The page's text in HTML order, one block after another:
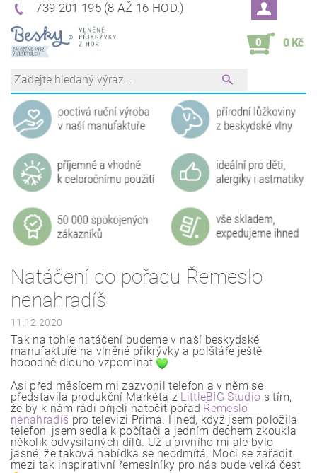
739 201 195 (8 AŽ 16 HOD.)
0 0 Kč
Natáčení do pořadu Řemeslo
nenahradíš
11.12.2020
Tak na tohle natáčení budeme v naší beskydské
manufaktuře na vlněné přikrývky a polštáře ještě
hooodně dlouho vzpomínat
Asi před měsícem mi zazvonil telefon a v něm se
představila produkční Markéta z LittleBIG Studio s tím,
že by k nám rádi přijeli natočit pořad Řemeslo
nenahradíš pro televizi Prima. Hned, když jsem položila
telefon, jsem sedla k počítači a jedním dechem zkoukla
několik odvysílaných dílů. Už u prvního mi ale bylo
jasné, že taková nabídka se neodmítá. Moci se zařadit
mezi tak inspirativní řemeslníky pro nás bude velká čest